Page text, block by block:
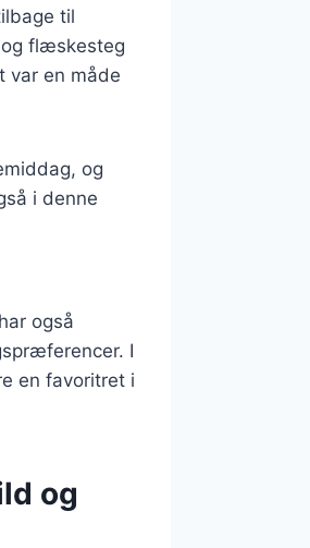
til
flæskesteg
var en måde
og
i denne
også
I
en favoritret i
og